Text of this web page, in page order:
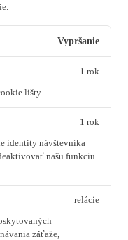
Vypršanie
lišty
1 rok
identity návštevníka
našu funkciu
1 rok
záťaže,
relácie